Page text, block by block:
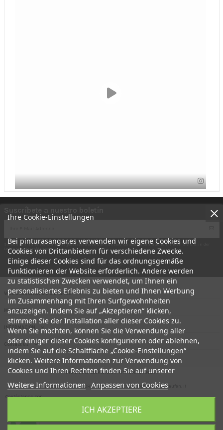
Contáctanos por
Sie können Ihr Einverständnis jederzeit widerrufen. Unsere Kontaktinformationen finden Sie u. a. in der
Datenschutzerklärung.
WAS BRAUCHEN SIE DIE FARBE?
MI CUENTA
INFORMACION
Contact us
Ihre Cookie-Einstellungen
Bei pinturasangar.es verwenden wir eigene Cookies und
Cookies von Drittanbietern für verschiedene Zwecke.
Einige dieser Cookies sind für das ordnungsgemäße
Funktionieren der Website erforderlich. Andere werden
zu statistischen Zwecken verwendet, um Ihnen ein
personalisiertes Erlebnis zu bieten und Ihnen Werbung
im Zusammenhang mit Ihren Surfgewohnheiten
anzuzeigen. Indem Sie auf „Akzeptieren“ klicken,
stimmen Sie der Installation aller dieser Cookies zu.
Wenn Sie möchten, können Sie die Verwendung aller
oder einiger dieser Cookies konfigurieren oder ablehnen,
indem Sie auf die Schaltfläche „Cookie-Einstellungen“
klicken. Weitere Informationen zur Verwendung von
Cookies und Ihren Rechten finden Sie auf unserer
Weitere Informationen Anpassen von Cookies
ICH AKZEPTIERE
Ihre Online-Lackiererei.- PINTURAS ANGAR
Hier können Sie FACTORY-Farben direkt vor Ihrer Haustür kaufen. !!